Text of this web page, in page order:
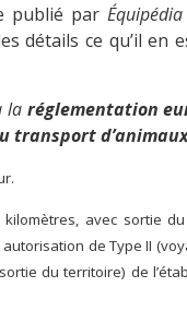
publié par Équipédia
détails ce qu’il en
la réglementation
transport
avec sortie
de Type II
du territoire) de